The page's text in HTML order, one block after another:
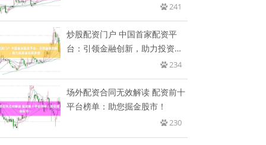
241
炒股配资门户 中国首家配资平
台：引领金融创新，助力投资者
234
场外配资合同无效解读 配资前十
平台榜单：助您掘金股市！
230